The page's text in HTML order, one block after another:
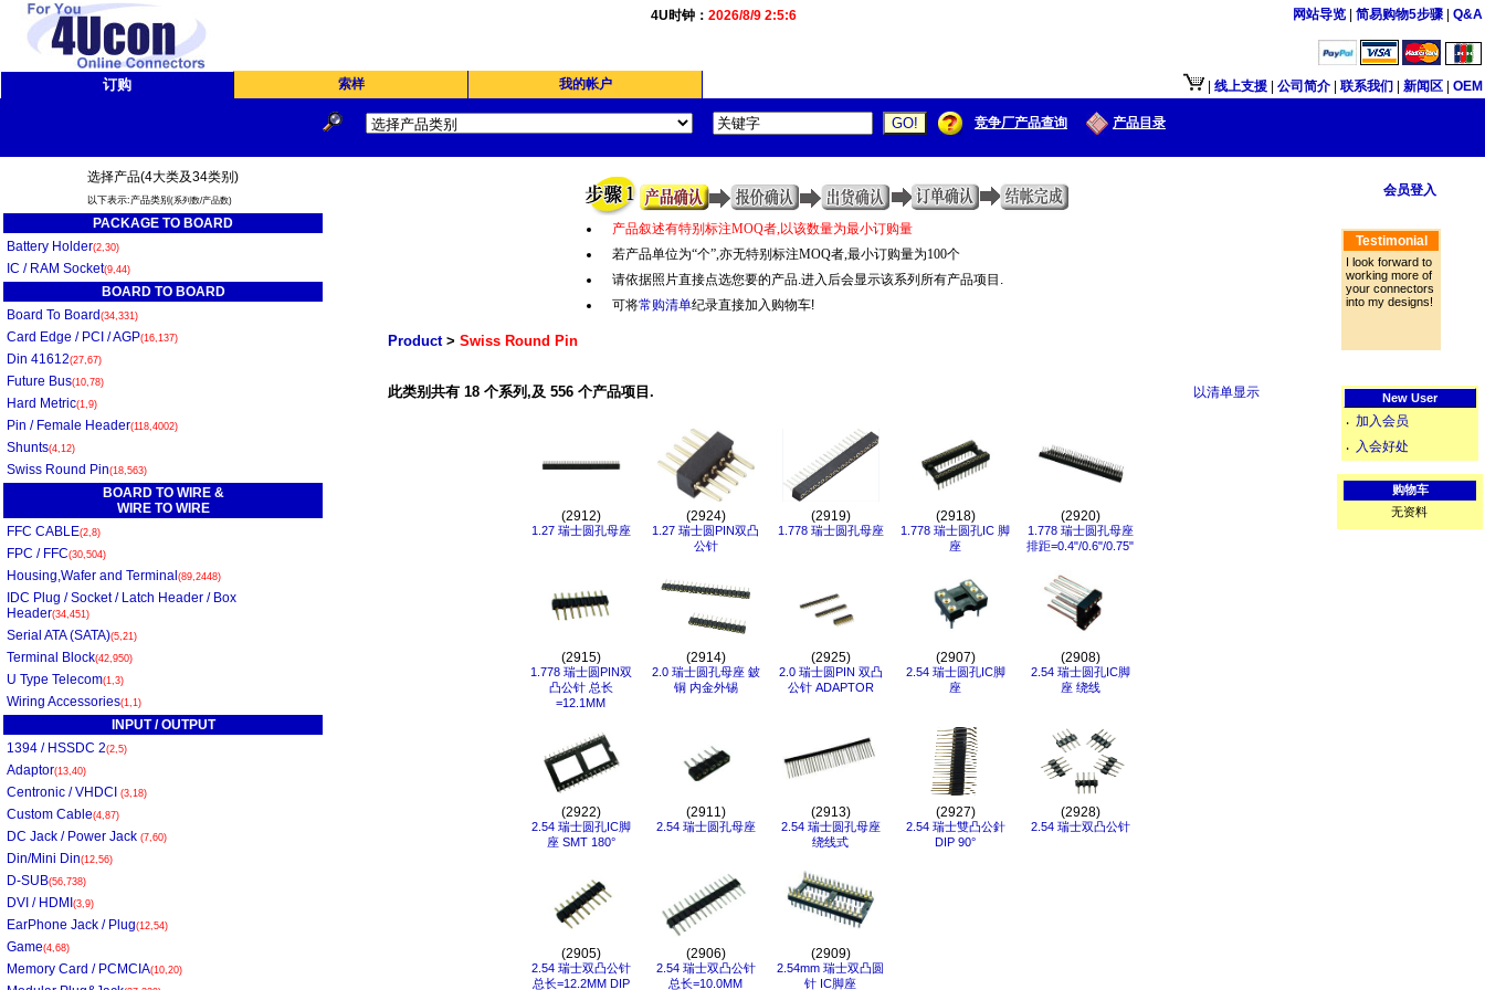
4U时钟： 2026/8/9 2:5:6 网站导览 简易购物5步骤 Q&A
订购 索样 我的帐户 线上支援 公司简介 联系我们 新闻区 OEM
竞争厂产品查询 产品目录
选择产品(4大类及34类别)
以下表示:产品类别 (系列数/产品数)
PACKAGE TO BOARD
Battery Holder(2,30)
IC / RAM Socket(9,44)
BOARD TO BOARD
Board To Board (34,331)
Card Edge / PCI / AGP(16,137)
Din 41612(27,67)
Future Bus(10,78)
Hard Metric(1,9)
Pin / Female Header(118,4002)
Shunts(4,12)
Swiss Round Pin(18,563)
BOARD TO WIRE &
WIRE TO WIRE
FFC CABLE(2,8)
FPC / FFC(30,504)
Housing,Wafer and Terminal (89,2448)
IDC Plug / Socket / Latch Header / Box
Header(34,451)
Serial ATA (SATA)(5,21)
Terminal Block(42,950)
U Type Telecom(1,3)
Wiring Accessories(1,1)
INPUT / OUTPUT
1394 / HSSDC 2(2,5)
Adaptor(13,40)
Centronic / VHDCI (3,18)
Custom Cable(4,87)
DC Jack / Power Jack (7,60)
Din/Mini Din(12,56)
D-SUB(56,738)
DVI / HDMI (3,9)
EarPhone Jack / Plug(12,54)
Game(4,68)
Memory Card / PCMCIA(10,20)
产品叙述有特别标注MOQ者,以该数量为最小订购量
若产品单位为“个”,亦无特别标注MOQ者,最小订购量为100个
请依据照片直接点选您要的产品.进入后会显示该系列所有产品项目.
可将常购清单纪录直接加入购物车!
Product> Swiss Round Pin
此类别共有 18 个系列,及 556 个产品项目. 以清单显示
(2912)
1.27 瑞士圆孔母座
(2924)
1.27 瑞士圆PIN双凸
公针
(2919)
1.778 瑞士圆孔母座
(2918)
1.778 瑞士圆孔IC 脚
座
(2920)
1.778 瑞士圆孔母座
排距=0.4"/0.6"/0.75"
(2915)
1.778 瑞士圆PIN双
凸公针 总长
=12.1MM
(2914)
2.0 瑞士圆孔母座 鈹
铜 内金外锡
(2925)
2.0 瑞士圆PIN 双凸
公针 ADAPTOR
(2907)
2.54 瑞士圆孔IC脚
座
(2908)
2.54 瑞士圆孔IC脚
座 绕线
(2922)
2.54 瑞士圆孔IC脚
座 SMT 180°
(2911)
2.54 瑞士圆孔母座
(2913)
2.54 瑞士圆孔母座
绕线式
(2927)
2.54 瑞士雙凸公針
DIP 90°
(2928)
2.54 瑞士双凸公针
(2905)
2.54 瑞士双凸公针
总长=12.2MM DIP
(2906)
2.54 瑞士双凸公针
总长=10.0MM
(2909)
2.54mm 瑞士双凸圆
针 IC脚座
会员登入
Testimonial
I look forward to
working more of
your connectors
into my designs!
New User
‧ 加入会员
‧ 入会好处
购物车
无资料